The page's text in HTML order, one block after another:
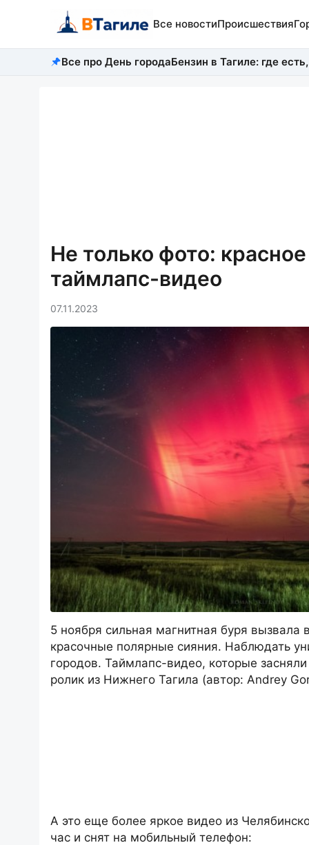
Все новостиПроисшествия
Все про День городаБензин в Тагиле: где
Не только фото:
таймлапс-видео
07.11.2023
5 ноября сильная магнитная буря
красочные полярные сияния. Наблюдать
городов. Таймлапс-видео, которые
ролик из Нижнего Тагила (автор: Andrey
А это еще более яркое видео из
час и снят на мобильный телефон: